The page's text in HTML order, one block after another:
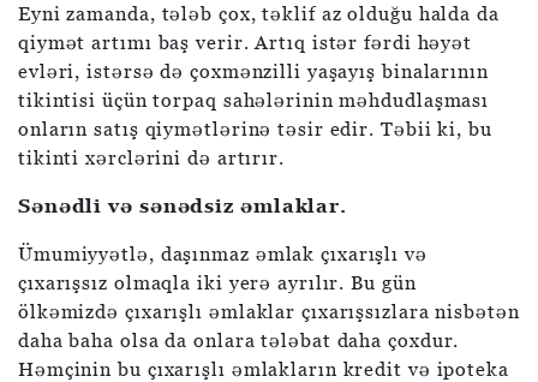
Eyni zamanda, tələb çox, təklif az olduğu halda da
qiymət artımı baş verir. Artıq istər fərdi həyət
evləri, istərsə də çoxmənzilli yaşayış binalarının
tikintisi üçün torpaq sahələrinin məhdudlaşması
onların satış qiymətlərinə təsir edir. Təbii ki, bu
tikinti xərclərini də artırır.
Sənədli və sənədsiz əmlaklar.
Ümumiyyətlə, daşınmaz əmlak çıxarışlı və
çıxarışsız olmaqla iki yerə ayrılır. Bu gün
ölkəmizdə çıxarışlı əmlaklar çıxarışsızlara nisbətən
daha baha olsa da onlara tələbat daha çoxdur.
Həmçinin bu çıxarışlı əmlakların kredit və ipoteka